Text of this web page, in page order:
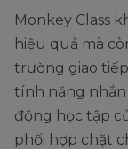
Monkey Class
hiệu quả mà
trường giao
tính năng nhắn
động học tập
phối hợp chặt